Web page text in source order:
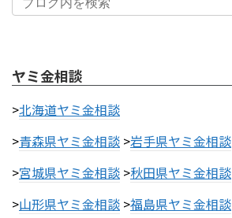
ヤミ金相談
>北海道ヤミ金相談
>青森県ヤミ金相談 >岩手県ヤミ金相談
>宮城県ヤミ金相談 >秋田県ヤミ金相談
>山形県ヤミ金相談 >福島県ヤミ金相談